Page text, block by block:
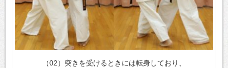
（02）突きを受けるときには転身しており、